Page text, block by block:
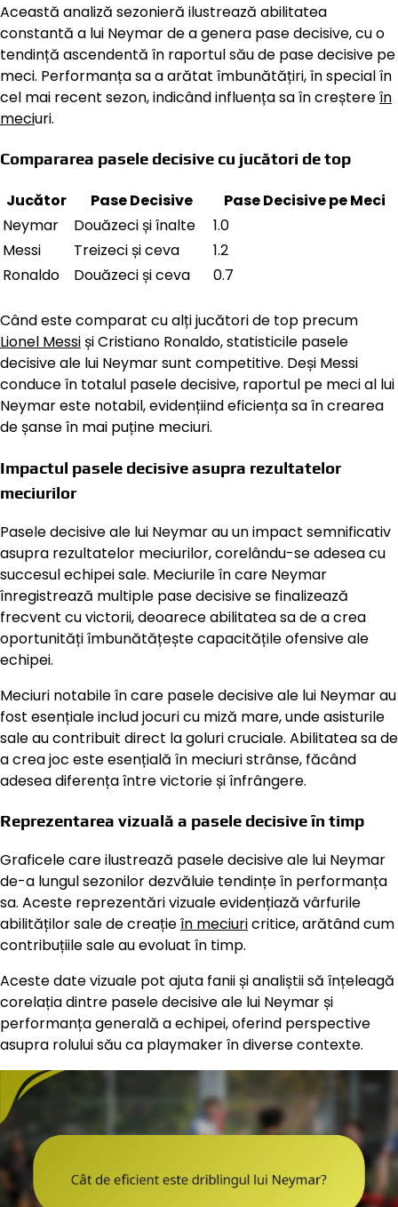
Această analiză sezonieră ilustrează abilitatea
constantă a lui Neymar de a genera pase decisive, cu o
tendință ascendentă în raportul său de pase decisive pe
meci. Performanța sa a arătat îmbunătățiri, în special în
cel mai recent sezon, indicând influența sa în creștereîn
meciuri.
Compararea pasele decisive cu jucători de top
Jucător Pase Decisive
Pase Decisive pe Meci
Neymar
Douăzeci și înalte
1.0
Messi
Treizeci și ceva
1.2
Ronaldo
Douăzeci și ceva 0.7
Când este comparat cu alți jucători de top precum
Lionel Messiși Cristiano Ronaldo, statisticile pasele
decisive ale lui Neymar sunt competitive. Deși Messi
conduce în totalul pasele decisive, raportul pe meci al lui
Neymar este notabil, evidențiind eficiența sa în crearea
de șanse în mai puține meciuri.
Impactul pasele decisive asupra rezultatelor
meciurilor
Pasele decisive ale lui Neymar au un impact semnificativ
asupra rezultatelor meciurilor, corelându-se adesea cu
succesul echipei sale. Meciurile în care Neymar
înregistrează multiple pase decisive se finalizează
frecvent cu victorii, deoarece abilitatea sa de a crea
oportunități îmbunătățește capacitățile ofensive ale
echipei.
Meciuri notabile în care pasele decisive ale lui Neymar au
fost esențiale includ jocuri cu miză mare, unde asisturile
sale au contribuit direct la goluri cruciale. Abilitatea sa de
a crea joc este esențială în meciuri strânse, făcând
adesea diferența între victorie și înfrângere.
Reprezentarea vizuală a pasele decisive în timp
Graficele care ilustrează pasele decisive ale lui Neymar
de-a lungul sezonilor dezvăluie tendințe în performanța
sa. Aceste reprezentări vizuale evidențiază vârfurile
abilităților sale de creațieîn meciuricritice, arătând cum
contribuțiile sale au evoluat în timp.
Aceste date vizuale pot ajuta fanii și analiștii să înțeleagă
corelația dintre pasele decisive ale lui Neymar și
performanța generală a echipei, oferind perspective
asupra rolului său ca playmaker în diverse contexte.